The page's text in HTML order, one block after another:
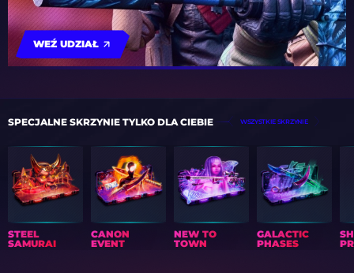
WEŹ UDZIAŁ
SPECJALNE SKRZYNIE TYLKO DLA CIEBIE WSZYSTKIE SKRZYNIE
STEEL
SAMURAI
CANON
EVENT
NEW TO
TOWN
GALACTIC
PHASES